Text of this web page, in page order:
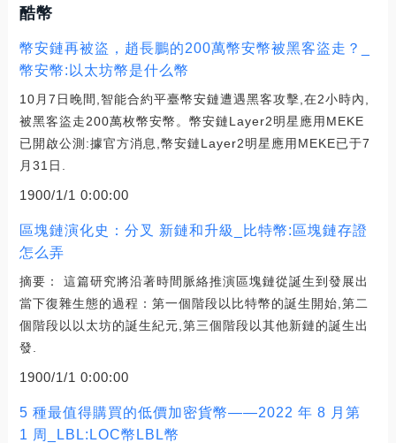
酷幣
幣安鏈再被盜，趙長鵬的200萬幣安幣被黑客盜走？_
幣安幣:以太坊幣是什么幣
10月7日晚間,智能合約平臺幣安鏈遭遇黑客攻擊,在2小時內,
被黑客盜走200萬枚幣安幣。幣安鏈Layer2明星應用MEKE
已開啟公測:據官方消息,幣安鏈Layer2明星應用MEKE已于7
月31日.
1900/1/1 0:00:00
區塊鏈演化史：分叉 新鏈和升級_比特幣:區塊鏈存證
怎么弄
摘要： 這篇研究將沿著時間脈絡推演區塊鏈從誕生到發展出
當下復雜生態的過程：第一個階段以比特幣的誕生開始,第二
個階段以以太坊的誕生紀元,第三個階段以其他新鏈的誕生出
發.
1900/1/1 0:00:00
5 種最值得購買的低價加密貨幣——2022 年 8 月第
1 周_LBL:LOC幣LBL幣